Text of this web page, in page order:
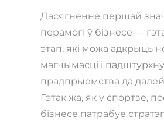
Дасягненне першай
перамогі ў бізнесе —
этап, які можа адкрыць
магчымасці і
прадпрыемства да
Гэтак жа, як у спортзе,
бізнесе патрабуе